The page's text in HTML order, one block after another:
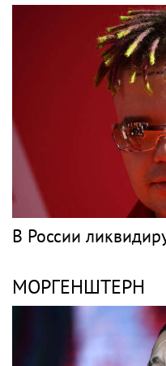
В России
МОРГЕНШТЕРН